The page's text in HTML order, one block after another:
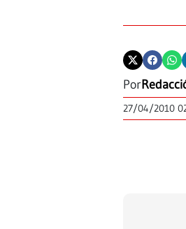
Por
27/04/2010